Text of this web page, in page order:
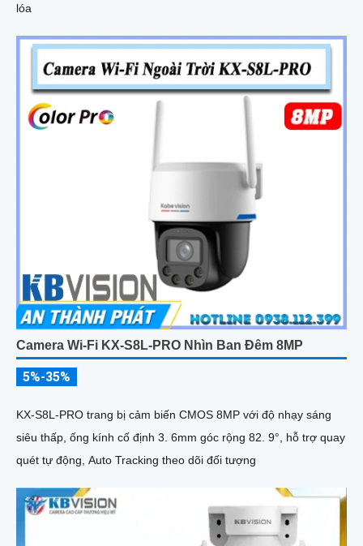
lóa
Camera Wi-Fi KX-S8L-PRO Nhìn Ban Đêm 8MP
5%-35%
KX-S8L-PRO trang bị cảm biến CMOS 8MP với độ nhạy sáng
siêu thấp, ống kính cố định 3. 6mm góc rộng 82. 9°, hỗ trợ quay
quét tự động, Auto Tracking theo dõi đối tượng